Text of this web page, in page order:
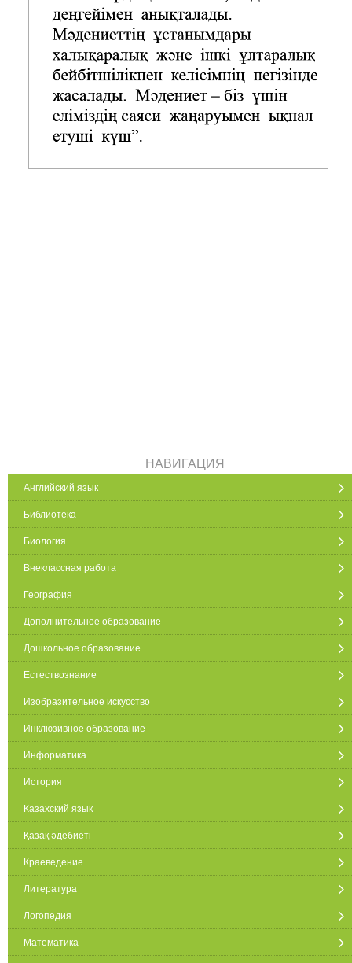
НАВИГАЦИЯ
Английский язык
Библиотека
Биология
Внеклассная работа
География
Дополнительное образование
Дошкольное образование
Естествознание
Изобразительное искусство
Инклюзивное образование
Информатика
История
Казахский язык
Қазақ әдебиеті
Краеведение
Литература
Логопедия
Математика